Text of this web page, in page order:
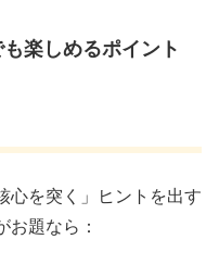
楽しめるポイント
心を突く」ヒントを出す
お題なら：